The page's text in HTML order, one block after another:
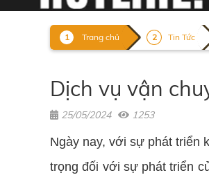
Trang chủ Tin Tức
Dịch vụ vận
25/05/2024 1253
Ngày nay, với sự phát triển
trọng đối với sự phát triển